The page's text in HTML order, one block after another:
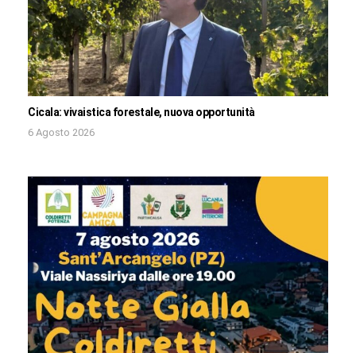
Cicala: vivaistica forestale, nuova opportunità
6 Agosto 2026